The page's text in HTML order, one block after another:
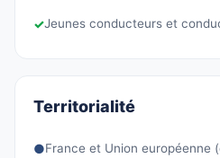
✓Jeunes conducteurs et
Territorialité
●France et Union européenne